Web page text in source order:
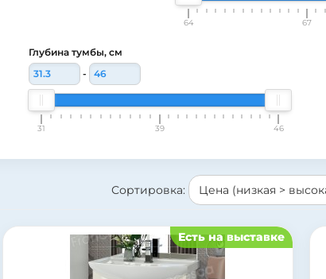
64 67
Глубина тумбы, см
-
31 39 46
Сортировка:
Есть на выставке